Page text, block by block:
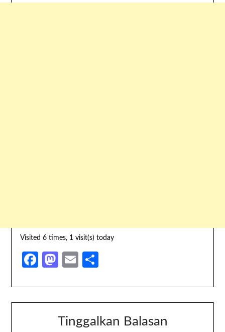
Visited 6 times, 1 visit(s) today
Facebook
Mastodon
Email
Tinggalkan Balasan